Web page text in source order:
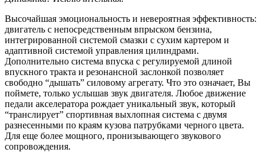
Высочайшая эмоциональность и невероятная эффективность:
двигатель с непосредственным впрыском бензина,
интегрированной системой смазки с сухим картером и
адаптивной системой управления цилиндрами.
Дополнительно система впуска с регулируемой длиной
впускного тракта и резонансной заслонкой позволяет
свободно “дышать” силовому агрегату. Что это означает, Вы
поймете, только услышав звук двигателя. Любое движение
педали акселератора рождает уникальный звук, который
“транслирует” спортивная выхлопная система с двумя
разнесенными по краям кузова патрубками черного цвета.
Для еще более мощного, пронизывающего звукового
сопровождения.